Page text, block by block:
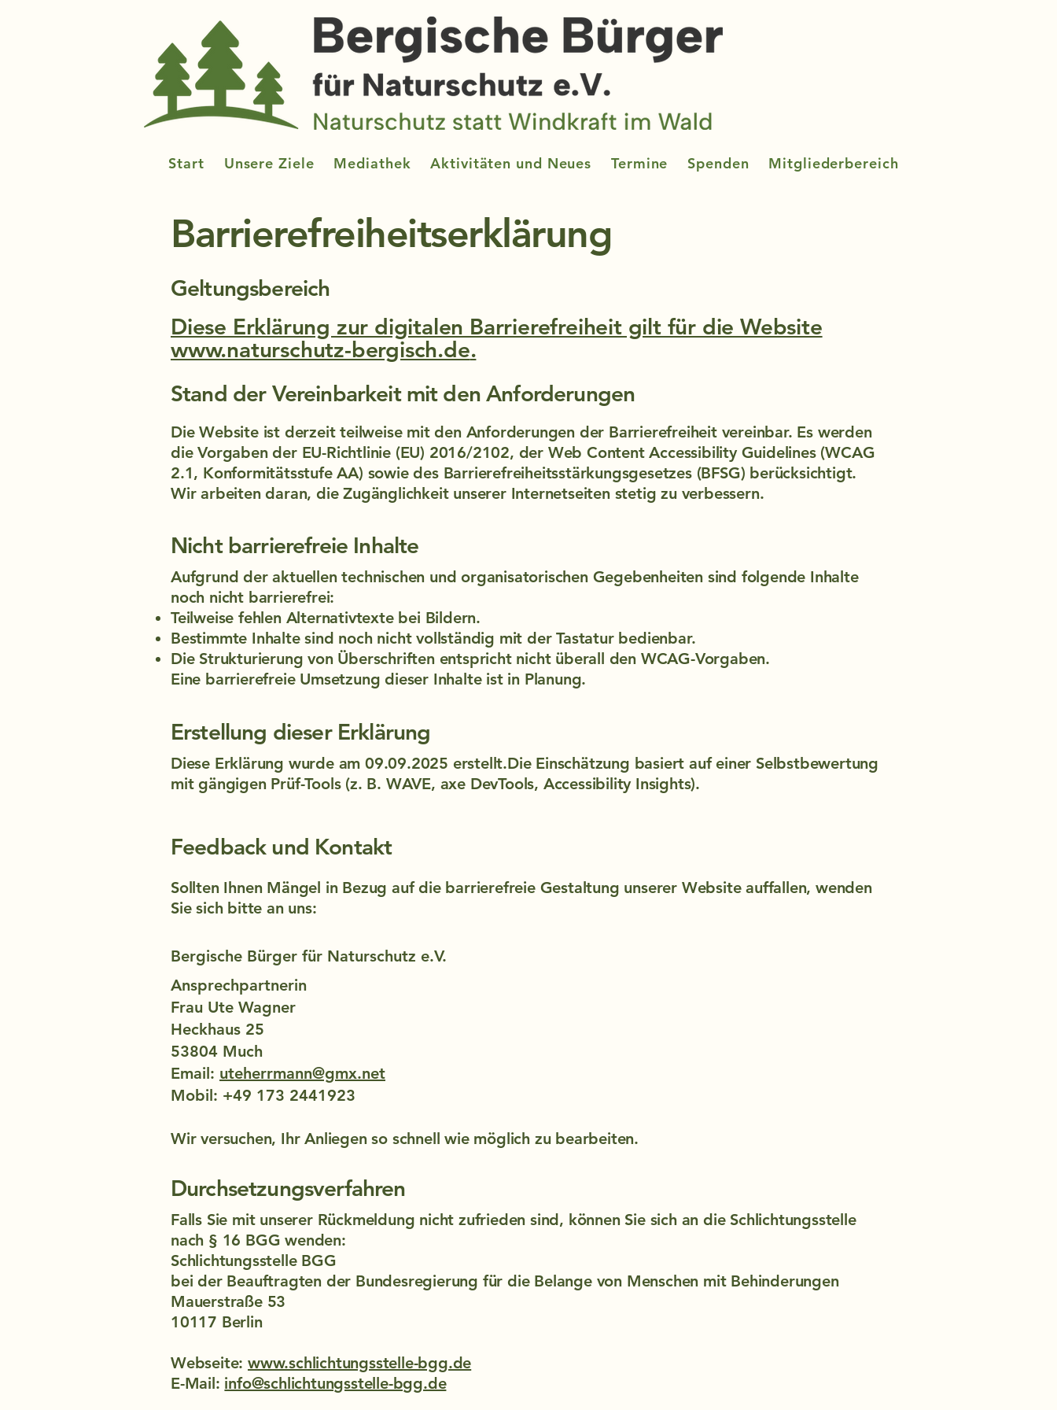
Start Unsere Ziele Mediathek Aktivitäten und Neues Termine Spenden Mitgliederbereich
Barrierefreiheitserklärung
Geltungsbereich
Diese Erklärung zur digitalen Barrierefreiheit gilt für die Website
www.naturschutz-bergisch.de.
Stand der Vereinbarkeit mit den Anforderungen
Die Website ist derzeit teilweise mit den Anforderungen der Barrierefreiheit vereinbar. Es werden
die Vorgaben der EU-Richtlinie (EU) 2016/2102, der Web Content Accessibility Guidelines (WCAG
2.1, Konformitätsstufe AA) sowie des Barrierefreiheitsstärkungsgesetzes (BFSG) berücksichtigt.
Wir arbeiten daran, die Zugänglichkeit unserer Internetseiten stetig zu verbessern.
Nicht barrierefreie Inhalte
Aufgrund der aktuellen technischen und organisatorischen Gegebenheiten sind folgende Inhalte
noch nicht barrierefrei:
Teilweise fehlen Alternativtexte bei Bildern.
Bestimmte Inhalte sind noch nicht vollständig mit der Tastatur bedienbar.
Die Strukturierung von Überschriften entspricht nicht überall den WCAG-Vorgaben.
Eine barrierefreie Umsetzung dieser Inhalte ist in Planung.
Erstellung dieser Erklärung
Diese Erklärung wurde am 09.09.2025 erstellt.Die Einschätzung basiert auf einer Selbstbewertung
mit gängigen Prüf-Tools (z. B. WAVE, axe DevTools, Accessibility Insights).
Feedback und Kontakt
Sollten Ihnen Mängel in Bezug auf die barrierefreie Gestaltung unserer Website auffallen, wenden
Sie sich bitte an uns:
Bergische Bürger für Naturschutz e.V.
Ansprechpartnerin
Frau Ute Wagner
Heckhaus 25
53804 Much
Email: uteherrmann@gmx.net
Mobil: +49 173 2441923
Wir versuchen, Ihr Anliegen so schnell wie möglich zu bearbeiten.
Durchsetzungsverfahren
Falls Sie mit unserer Rückmeldung nicht zufrieden sind, können Sie sich an die Schlichtungsstelle
nach § 16 BGG wenden:
Schlichtungsstelle BGG
bei der Beauftragten der Bundesregierung für die Belange von Menschen mit Behinderungen
Mauerstraße 53
10117 Berlin
Webseite:www.schlichtungsstelle-bgg.de
E-Mail: info@schlichtungsstelle-bgg.de